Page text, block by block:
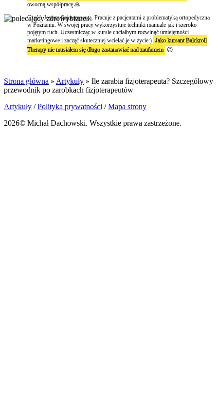
owocną współpracę 🙏
Cześć. Jestem fizjoterapeutą. Pracuje z pacjentami z problematyką ortopedyczna
w Poznaniu. W swojej pracy wykorzystuje techniki manuale jak i szeroko
pojętym ruch. Uczestnicząc w kursie chciałbym rozwinąć umiejętności
marketingowe i zacząć skuteczniej wcielać je w życie:) Jako kursant Balckroll
Therapy nie musiałem się długo zastanawiać nad zaufaniem 😉
Strona główna » Artykuły » Ile zarabia fizjoterapeuta? Szczegółowy
przewodnik po zarobkach fizjoterapeutów
Artykuły /Polityka prywatności /Mapa strony
2026© Michał Dachowski. Wszystkie prawa zastrzeżone.